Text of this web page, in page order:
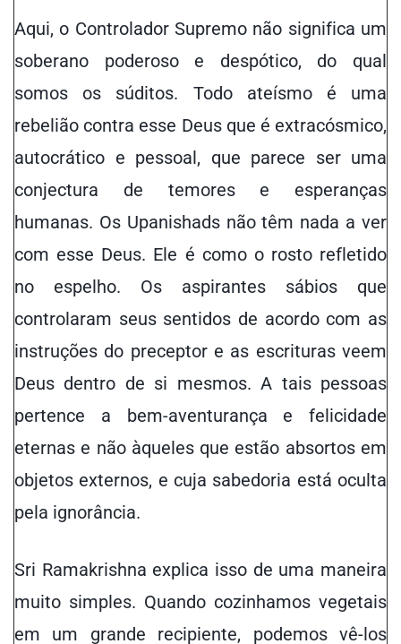
Aqui, o Controlador Supremo não significa um
soberano poderoso e despótico, do qual
somos os súditos. Todo ateísmo é uma
rebelião contra esse Deus que é extracósmico,
autocrático e pessoal, que parece ser uma
conjectura de temores e esperanças
humanas. Os Upanishads não têm nada a ver
com esse Deus. Ele é como o rosto refletido
no espelho. Os aspirantes sábios que
controlaram seus sentidos de acordo com as
instruções do preceptor e as escriturasveem
Deus dentro de si mesmos. A tais pessoas
pertence a bem-aventurança e felicidade
eternas e não àqueles que estão absortos em
objetos externos, e cuja sabedoria está oculta
pela ignorância.
Sri Ramakrishna explica isso de uma maneira
muito simples. Quando cozinhamos vegetais
em um grande recipiente, podemos vê-los